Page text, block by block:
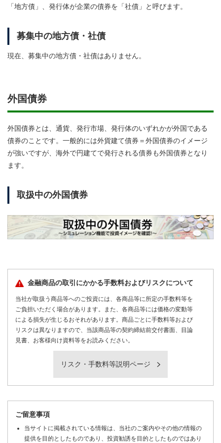
「地方債」、発行体が企業の債券を「社債」と呼びます。
募集中の地方債・社債
現在、募集中の地方債・社債はありません。
外国債券
外国債券とは、通貨、発行市場、発行体のいずれかが外国である
債券のことです。一般的には外貨建て債券＝外国債券のイメージ
が強いですが、海外で円建てで発行される債券も外国債券となり
ます。
取扱中の外国債券
金融商品の取引にかかる手数料およびリスクについて
当社が取扱う商品等へのご投資には、各商品等に所定の手数料等を
ご負担いただく場合があります。また、各商品等には価格の変動等
による損失が生じるおそれがあります。商品ごとに手数料等および
リスクは異なりますので、当該商品等の契約締結前交付書面、目論
見書、お客様向け資料等をお読みください。
リスク・手数料等説明ページ
ご留意事項
当サイトに掲載されている情報は、当社のご案内やその他の情報の
提供を目的としたものであり、投資勧誘を目的としたものではあり